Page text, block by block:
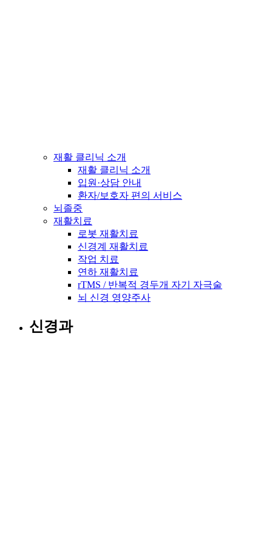
재활 클리닉 소개
재활 클리닉 소개
입원·상담 안내
환자/보호자 편의 서비스
뇌졸중
재활치료
로봇 재활치료
신경계 재활치료
작업 치료
연하 재활치료
rTMS / 반복적 경두개 자기 자극술
뇌 신경 영양주사
신경과